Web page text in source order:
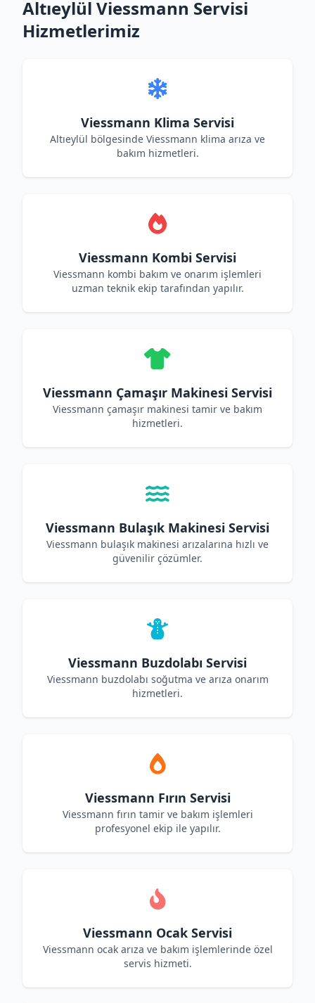
Altıeylül Viessmann Servisi
Hizmetlerimiz
Viessmann Klima Servisi
Altıeylül bölgesinde Viessmann klima arıza ve
bakım hizmetleri.
Viessmann Kombi Servisi
Viessmann kombi bakım ve onarım işlemleri
uzman teknik ekip tarafından yapılır.
Viessmann Çamaşır Makinesi Servisi
Viessmann çamaşır makinesi tamir ve bakım
hizmetleri.
Viessmann Bulaşık Makinesi Servisi
Viessmann bulaşık makinesi arızalarına hızlı ve
güvenilir çözümler.
Viessmann Buzdolabı Servisi
Viessmann buzdolabı soğutma ve arıza onarım
hizmetleri.
Viessmann Fırın Servisi
Viessmann fırın tamir ve bakım işlemleri
profesyonel ekip ile yapılır.
Viessmann Ocak Servisi
Viessmann ocak arıza ve bakım işlemlerinde özel
servis hizmeti.